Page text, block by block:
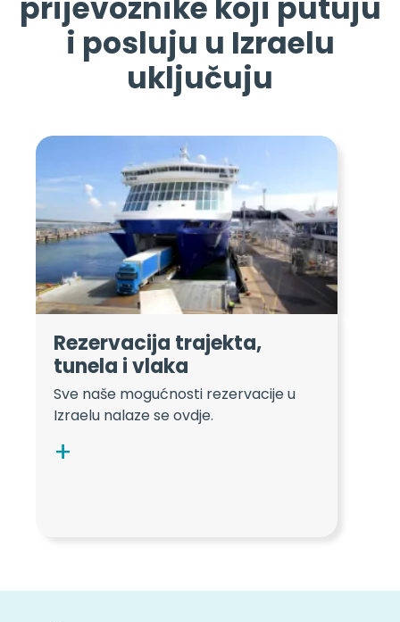
prijevoznike koji putuju
i posluju u Izraelu
uključuju
Rezervacija trajekta,
tunela i vlaka
Sve naše mogućnosti rezervacije u
Izraelu nalaze se ovdje.